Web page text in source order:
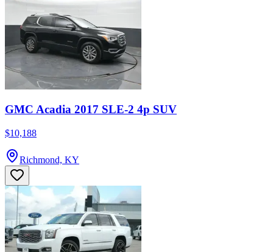
GMC Acadia 2017 SLE-2 4p SUV
$10,188
Richmond, KY